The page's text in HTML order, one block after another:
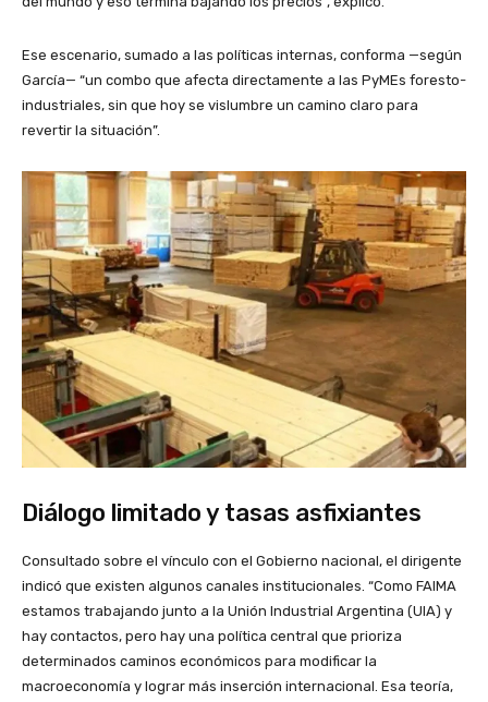
Ese escenario, sumado a las políticas internas, conforma —según
García— “un combo que afecta directamente a las PyMEs foresto-
industriales, sin que hoy se vislumbre un camino claro para
revertir la situación”.
Diálogo limitado y tasas asfixiantes
Consultado sobre el vínculo con el Gobierno nacional, el dirigente
indicó que existen algunos canales institucionales. “Como FAIMA
estamos trabajando junto a la Unión Industrial Argentina (UIA) y
hay contactos, pero hay una política central que prioriza
determinados caminos económicos para modificar la
macroeconomía y lograr más inserción internacional. Esa teoría,